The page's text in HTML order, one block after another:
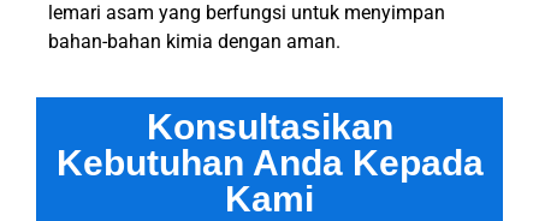
lemari asam yang berfungsi untuk menyimpan
bahan-bahan kimia dengan aman.
Konsultasikan
Kebutuhan Anda Kepada
Kami